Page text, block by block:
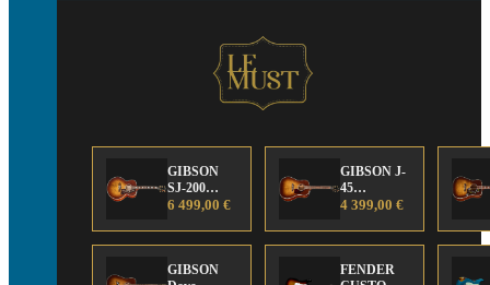
GIBSON
SJ-200
Anniversary
Edition
6 499,00 €
GIBSON J-
45
Anniversary
Edition
4 399,00 €
GIBSON
FENDER